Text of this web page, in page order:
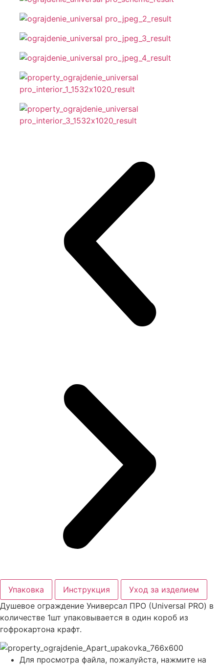
Упаковка Инструкция
Уход за изделием
Душевое ограждение Универсал ПРО (Universal PRO) в
количестве 1шт упаковывается в один короб из
гофрокартона крафт.
Для просмотра файла, пожалуйста, нажмите на